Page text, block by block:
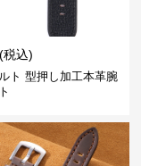
(税込)
ト 型押し加工本革腕